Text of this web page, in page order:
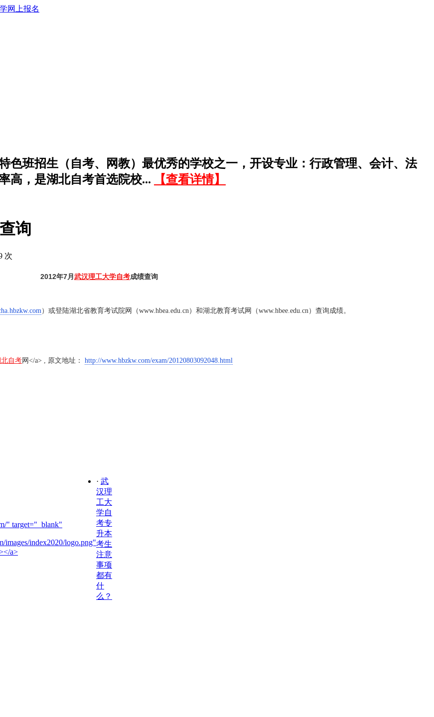
色班招生（自考、网教）最优秀的学校之一，开设专业：行政管理、会计、法
高，是湖北自考首选院校...
【查看详情】
询
次
2012年7月 武汉理工大学自考成绩查询
）或登陆湖北省教育考试院网（www.hbea.edu.cn）和湖北教育考试网（www.hbee.edu.cn）查询成绩。
自考网</a> , 原文地址： http://www.hbzkw.com/exam/20120803092048.html
" target="_blank"
images/index2020/logo.png"
a>
· 武
汉理
工大
学自
考专
升本
考生
注意
事项
都有
什
么？